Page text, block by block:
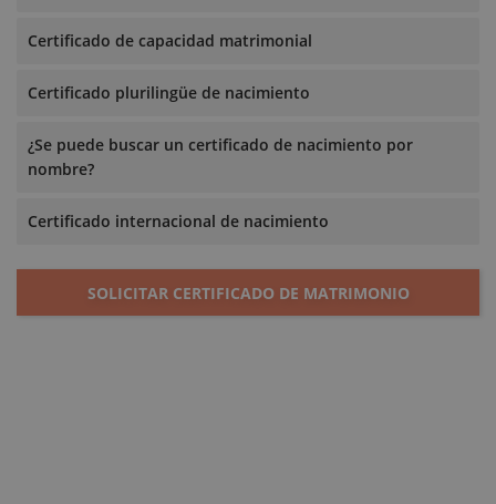
Certificado de capacidad matrimonial
Certificado plurilingüe de nacimiento
¿Se puede buscar un certificado de nacimiento por
nombre?
Certificado internacional de nacimiento
SOLICITAR CERTIFICADO DE MATRIMONIO